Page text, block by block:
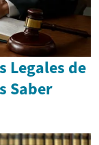
Legales de
Saber